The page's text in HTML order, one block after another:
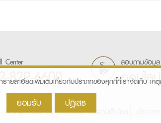
Center
829-6600
สอบถามข้อมูล
ออนไลน์
All right reserved. เงื่อนไขการใช้งานเว็บไซต์
ะเอียดเพิ่มเติมเกี่ยวกับประเภทของคุกกี้ที่เราจัดเก็บ เห
ยอมรับ ปฎิเสธ